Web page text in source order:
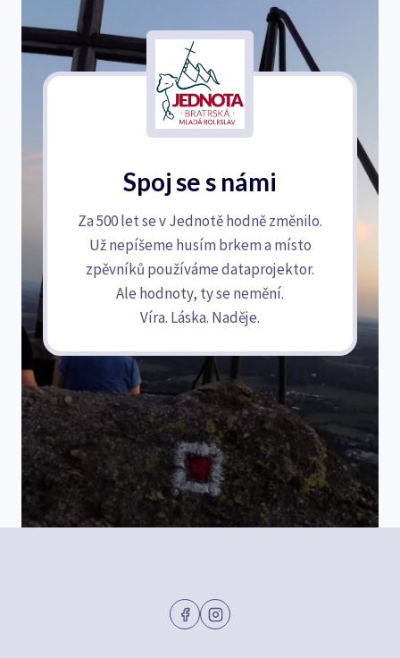
Spoj se s námi
Za 500 let se v Jednotě hodně změnilo.
Už nepíšeme husím brkem a místo
zpěvníků používáme dataprojektor.
Ale hodnoty, ty se nemění.
Víra. Láska. Naděje.